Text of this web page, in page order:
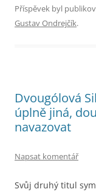
Příspěvek byl
Gustav Ondrejčík.
Dvougólová
úplně jiná,
navazovat
Napsat komentář
Svůj druhý titul